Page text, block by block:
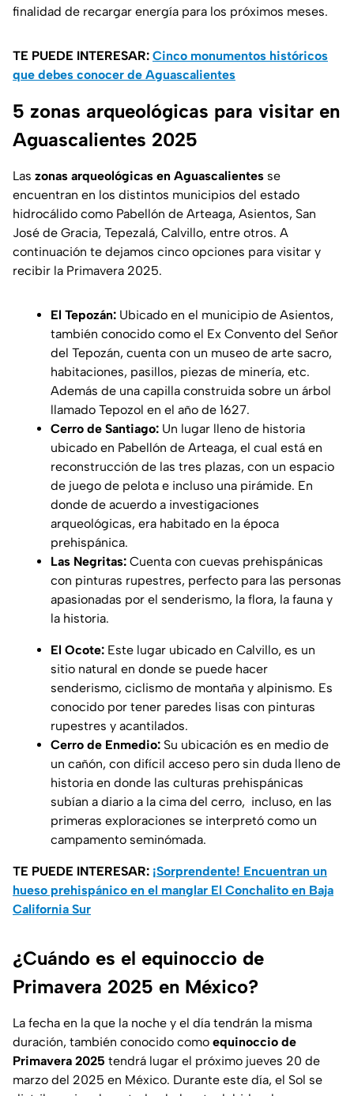
finalidad de recargar energía para los próximos meses.
TE PUEDE INTERESAR: Cinco monumentos históricos
que debes conocer de Aguascalientes
5 zonas arqueológicas para visitar en
Aguascalientes 2025
Las zonas arqueológicas en Aguascalientes se
encuentran en los distintos municipios del estado
hidrocálido como Pabellón de Arteaga, Asientos, San
José de Gracia, Tepezalá, Calvillo, entre otros. A
continuación te dejamos cinco opciones para visitar y
recibir la Primavera 2025.
El Tepozán: Ubicado en el municipio de Asientos,
también conocido como el Ex Convento del Señor
del Tepozán, cuenta con un museo de arte sacro,
habitaciones, pasillos, piezas de minería, etc.
Además de una capilla construida sobre un árbol
llamado Tepozol en el año de 1627.
Cerro de Santiago: Un lugar lleno de historia
ubicado en Pabellón de Arteaga, el cual está en
reconstrucción de las tres plazas, con un espacio
de juego de pelota e incluso una pirámide. En
donde de acuerdo a investigaciones
arqueológicas, era habitado en la época
prehispánica.
Las Negritas: Cuenta con cuevas prehispánicas
con pinturas rupestres, perfecto para las personas
apasionadas por el senderismo, la flora, la fauna y
la historia.
El Ocote: Este lugar ubicado en Calvillo, es un
sitio natural en donde se puede hacer
senderismo, ciclismo de montaña y alpinismo. Es
conocido por tener paredes lisas con pinturas
rupestres y acantilados.
Cerro de Enmedio: Su ubicación es en medio de
un cañón, con difícil acceso pero sin duda lleno de
historia en donde las culturas prehispánicas
subían a diario a la cima del cerro, incluso, en las
primeras exploraciones se interpretó como un
campamento seminómada.
TE PUEDE INTERESAR: ¡Sorprendente! Encuentran un
hueso prehispánico en el manglar El Conchalito en Baja
California Sur
¿Cuándo es el equinoccio de
Primavera 2025 en México?
La fecha en la que la noche y el día tendrán la misma
duración, también conocido como equinoccio de
Primavera 2025 tendrá lugar el próximo jueves 20 de
marzo del 2025 en México. Durante este día, el Sol se